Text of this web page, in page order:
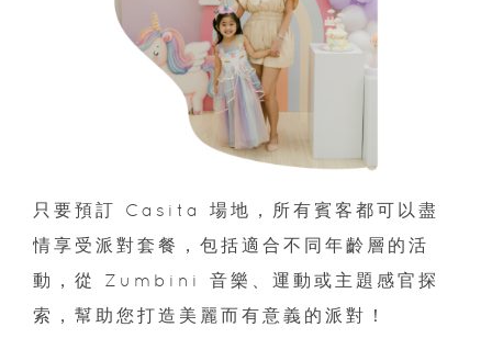
只要預訂 Casita 場地，所有賓客都可以盡
情享受派對套餐，包括適合不同年齡層的活
動，從 Zumbini 音樂、運動或主題感官探
索，幫助您打造美麗而有意義的派對！